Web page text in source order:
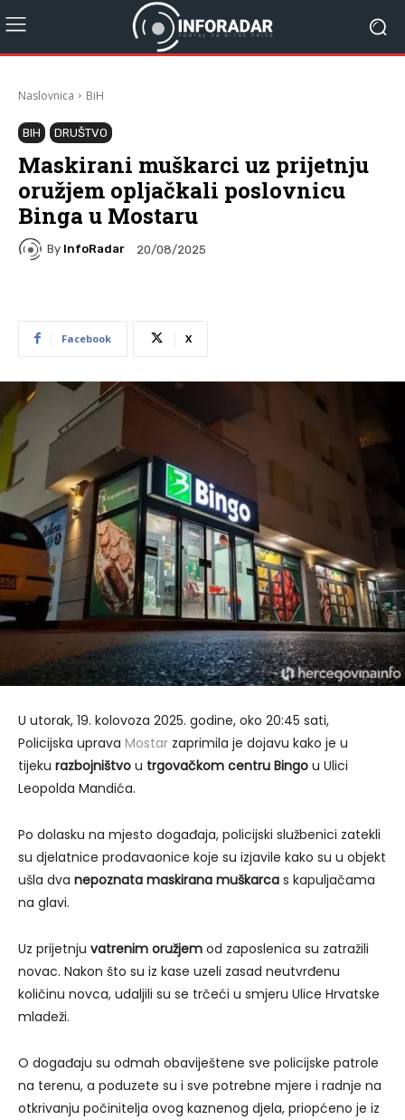
Naslovnica BiH
BIH DRUŠTVO
Maskirani muškarci uz prijetnju
oružjem opljačkali poslovnicu
Binga u Mostaru
By InfoRadar 20/08/2025
Facebook X
U utorak, 19. kolovoza 2025. godine, oko 20:45 sati,
Policijska uprava Mostar zaprimila je dojavu kako je u
tijeku razbojništvo u trgovačkom centru Bingo u Ulici
Leopolda Mandića.
Po dolasku na mjesto događaja, policijski službenici zatekli
su djelatnice prodavaonice koje su izjavile kako su u objekt
ušla dva nepoznata maskirana muškarca s kapuljačama
na glavi.
Uz prijetnju vatrenim oružjem od zaposlenica su zatražili
novac. Nakon što su iz kase uzeli zasad neutvrđenu
količinu novca, udaljili su se trčeći u smjeru Ulice Hrvatske
mladeži.
O događaju su odmah obaviještene sve policijske patrole
na terenu, a poduzete su i sve potrebne mjere i radnje na
otkrivanju počinitelja ovog kaznenog djela, priopćeno je iz